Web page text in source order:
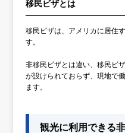
移民ビザとは
移民ビザは、アメリカに居住
す。
非移民ビザとは違い、移民ビ
が設けられておらず、現地で
ます。
観光に利用できる